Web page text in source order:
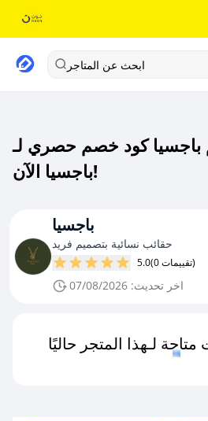
ابحث عن المتاجر
كود خصم حصري لـ
باجسيا الآن!
باجسيا
حقائب نسائية بتصميم فريد
5.0 (0 تقييمات)
اخر تحديث: 07/08/2026